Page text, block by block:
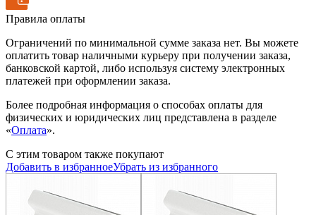
Правила оплаты
Ограничений по минимальной сумме заказа нет. Вы можете
оплатить товар наличными курьеру при получении заказа,
банковской картой, либо используя систему электронных
платежей при оформлении заказа.
Более подробная информация о способах оплаты для
физических и юридических лиц представлена в разделе
«Оплата».
С этим товаром также покупают
Добавить в избранноеУбрать из избранного